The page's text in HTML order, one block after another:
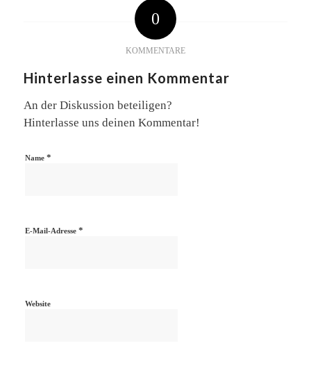
0
KOMMENTARE
Hinterlasse einen Kommentar
An der Diskussion beteiligen?
Hinterlasse uns deinen Kommentar!
Name *
E-Mail-Adresse *
Website